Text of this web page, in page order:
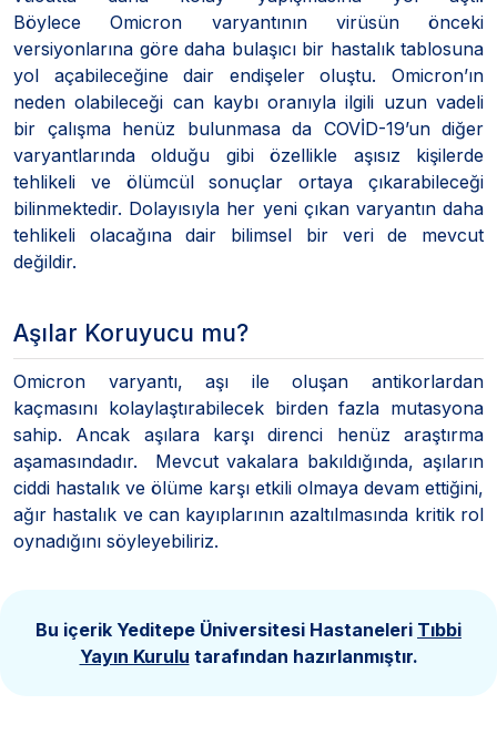
Böylece Omicron varyantının virüsün önceki
versiyonlarına göre daha bulaşıcı bir hastalık tablosuna
yol açabileceğine dair endişeler oluştu. Omicron’ın
neden olabileceği can kaybı oranıyla ilgili uzun vadeli
bir çalışma henüz bulunmasa da COVİD-19’un diğer
varyantlarında olduğu gibi özellikle aşısız kişilerde
tehlikeli ve ölümcül sonuçlar ortaya çıkarabileceği
bilinmektedir. Dolayısıyla her yeni çıkan varyantın daha
tehlikeli olacağına dair bilimsel bir veri de mevcut
değildir.
Aşılar Koruyucu mu?
Omicron varyantı, aşı ile oluşan antikorlardan
kaçmasını kolaylaştırabilecek birden fazla mutasyona
sahip. Ancak aşılara karşı direnci henüz araştırma
aşamasındadır. Mevcut vakalara bakıldığında, aşıların
ciddi hastalık ve ölüme karşı etkili olmaya devam ettiğini,
ağır hastalık ve can kayıplarının azaltılmasında kritik rol
oynadığını söyleyebiliriz.
Bu içerik Yeditepe Üniversitesi Hastaneleri Tıbbi
Yayın Kurulu tarafından hazırlanmıştır.